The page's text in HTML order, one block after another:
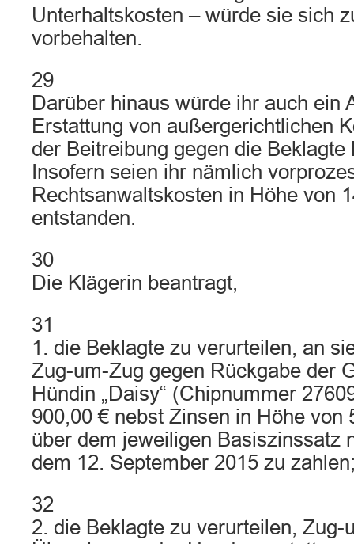
Unterhaltskosten – würde sie sich
vorbehalten.
29
Darüber hinaus würde ihr auch ein
Erstattung von außergerichtlichen
der Beitreibung gegen die Beklagte
Insofern seien ihr nämlich
Rechtsanwaltskosten in Höhe von
entstanden.
30
Die Klägerin beantragt,
31
1. die Beklagte zu verurteilen, an
Zug-um-Zug gegen Rückgabe der
Hündin „Daisy“ (Chipnummer
900,00 € nebst Zinsen in Höhe von
über dem jeweiligen Basiszinssatz
dem 12. September 2015 zu
32
2. die Beklagte zu verurteilen, Zug-